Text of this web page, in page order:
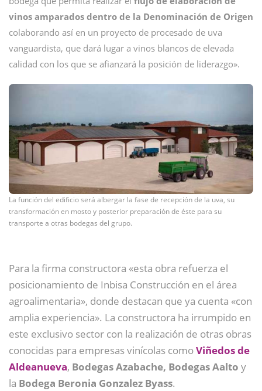
vinos amparados dentro de la Denominación de Origen
colaborando así en un proyecto de procesado de uva
vanguardista, que dará lugar a vinos blancos de elevada
calidad con los que se afianzará la posición de liderazgo».
La función del edificio será albergar la fase de recepción de la uva, su
transformación en mosto y posterior preparación de éste para su
transporte a otras bodegas del grupo.
Para la firma constructora «esta obra refuerza el
posicionamiento de Inbisa Construcción en el área
agroalimentaria», donde destacan que ya cuenta «con
amplia experiencia». La constructora ha irrumpido en
este exclusivo sector con la realización de otras obras
conocidas para empresas vinícolas comoViñedos de
Aldeanueva, Bodegas Azabache, Bodegas Aalto y
la Bodega Beronia Gonzalez Byass.